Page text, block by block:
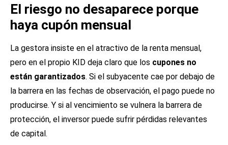
El riesgo no desaparece porque
haya cupón mensual
La gestora insiste en el atractivo de la renta mensual,
pero en el propio KID deja claro que los cupones no
están garantizados. Si el subyacente cae por debajo de
la barrera en las fechas de observación, el pago puede no
producirse. Y si al vencimiento se vulnera la barrera de
protección, el inversor puede sufrir pérdidas relevantes
de capital.